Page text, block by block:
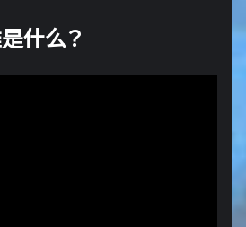
什么？